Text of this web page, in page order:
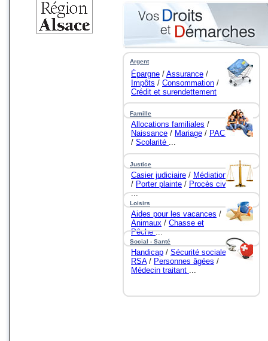
Loisirs
Aides pour les vacances /
Animaux / Chasse et
Pêche...
Justice
Casier judiciaire / Médiation
/ Porter plainte / Procès civil
...
Famille
Allocations familiales /
Naissance / Mariage / PACS
/ Scolarité ...
Argent
Épargne / Assurance /
Impôts / Consommation /
Crédit et surendettement
...
Social - Santé
Handicap / Sécurité sociale /
RSA/ Personnes âgées /
Médecin traitant ...